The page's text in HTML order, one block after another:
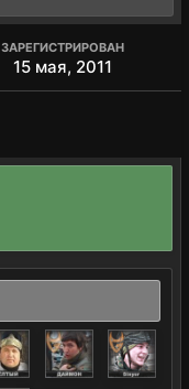
ЗАРЕГИСТРИРОВАН
15 мая, 2011